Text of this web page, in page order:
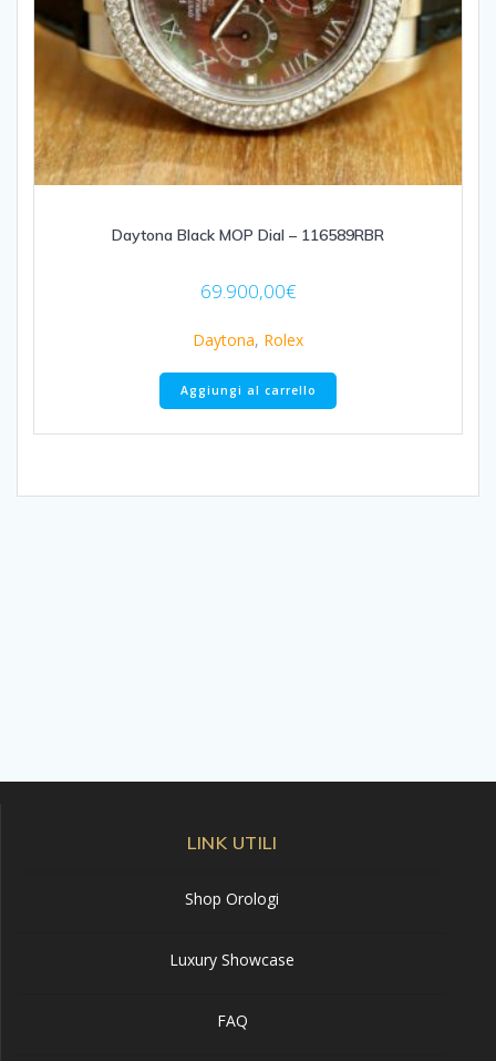
Daytona Black MOP Dial – 116589RBR
69.900,00€
Daytona, Rolex
Aggiungi al carrello
LINK UTILI
Shop Orologi
Luxury Showcase
FAQ